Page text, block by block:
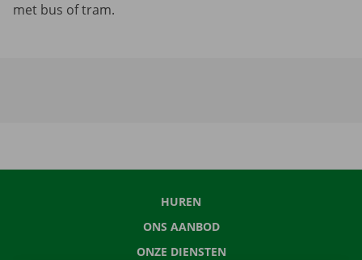
met bus of tram.
HUREN
ONS AANBOD
ONZE DIENSTEN